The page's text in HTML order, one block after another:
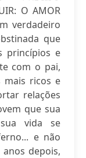
O AMOR
verdadeiro
que
princípios e
com o pai,
mais ricos e
relações
que sua
vida se
e não
depois,